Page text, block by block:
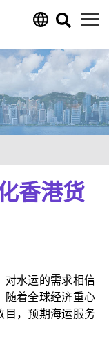
香港货
对水运的需求相信
随着全球经济重心
目，预期海运服务